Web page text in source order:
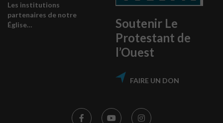
Les institutions
partenaires de notre
Église…
Soutenir Le
Protestant de
l’Ouest
FAIRE UN DON